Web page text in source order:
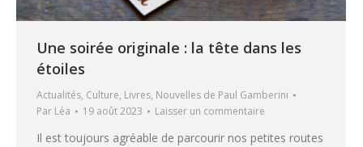
Une soirée originale : la tête dans les
étoiles
Actualités, Culture, Livres, Nouvelles de Paul Gamberini
Par Léa 19 août 2023 Laisser un commentaire
Il est toujours agréable de parcourir nos petites routes